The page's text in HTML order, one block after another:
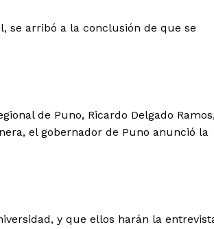
se arribó a la conclusión de que se
de Puno, Ricardo Delgado
el gobernador de Puno anunció la
y que ellos harán la